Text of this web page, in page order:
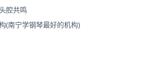
腔共鸣
(南宁学钢琴最好的机构)